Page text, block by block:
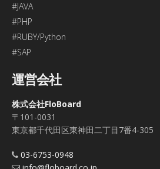
#JAVA
#PHP
#RUBY/Python
#SAP
運営会社
株式会社FloBoard
〒101-0031
東京都千代田区東神田二丁目7番4-305
03-6753-0948